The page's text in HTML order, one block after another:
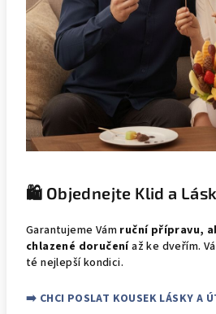
🛍️ Objednejte Klid a
Garantujeme Vám ruční přípravu,
chlazené doručeníaž ke dveřím.
té nejlepší kondici.
➡️ CHCI POSLAT KOUSEK LÁSKY A